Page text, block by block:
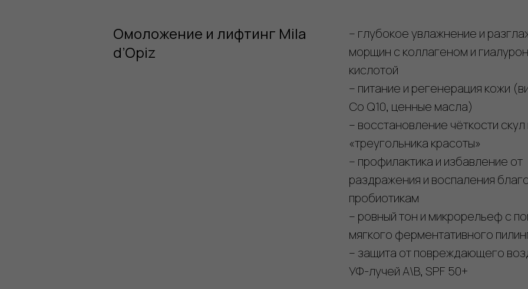
Омоложение и лифтинг Mila
d’Opiz
– глубокое увлажнение и
морщин с коллагеном и
кислотой
– питание и регенерация кожи
Co Q10, ценные масла)
– восстановление чёткости
«треугольника красоты»
– профилактика и избавление от
раздражения и воспаления
пробиотикам
– ровный тон и микрорельеф с
мягкого ферментативного
– защита от повреждающего
УФ-лучей A\B, SPF 50+